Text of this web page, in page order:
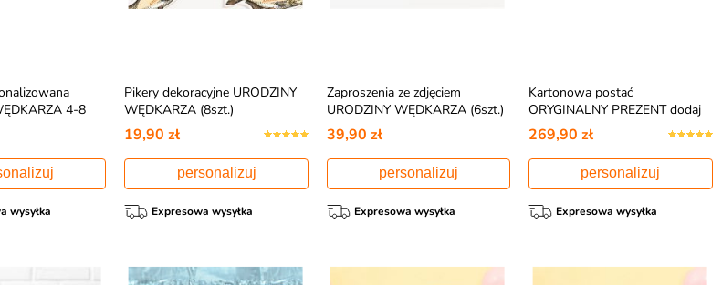
4-8
wysyłka
Pikery dekoracyjne URODZINY
WĘDKARZA (8szt.)
19,90 zł
personalizuj
Expresowa wysyłka
Zaproszenia ze zdjęciem
URODZINY WĘDKARZA (6szt.)
39,90 zł
personalizuj
Expresowa wysyłka
Kartonowa postać
ORYGINALNY PREZENT dodaj
swoje zdjęcie
269,90 zł
personalizuj
Expresowa wysyłka